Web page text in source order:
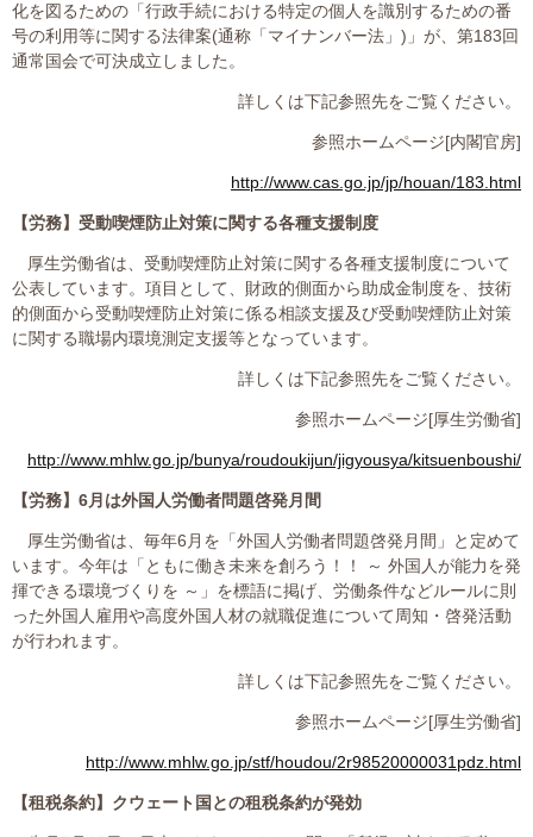
化を図るための「行政手続における特定の個人を識別するための番
号の利用等に関する法律案(通称「マイナンバー法」 ) 」が、第183回
通常国会で可決成立しました。
詳しくは下記参照先をご覧ください。
参照ホームページ[内閣官房]
http://www.cas.go.jp/jp/houan/183.html
【労務】 受動喫煙防止対策に関する各種支援制度
厚生労働省は、受動喫煙防止対策に関する各種支援制度について
公表しています。項目として、財政的側面から助成金制度を、技術
的側面から受動喫煙防止対策に係る相談支援及び受動喫煙防止対策
に関する職場内環境測定支援等となっています。
詳しくは下記参照先をご覧ください。
参照ホームページ[厚生労働省]
http://www.mhlw.go.jp/bunya/roudoukijun/jigyousya/kitsuenboushi/
【労務】 6月は外国人労働者問題啓発月間
厚生労働省は、毎年6 月を「外国人労働者問題啓発月間」と定めて
います。今年は「ともに働き未来を創ろう！！ ～ 外国人が能力を発
揮できる環境づくりを ～」を標語に掲げ、労働条件などルールに則
った外国人雇用や高度外国人材の就職促進について周知・啓発活動
が行われます。
詳しくは下記参照先をご覧ください。
参照ホームページ[厚生労働省]
http://www.mhlw.go.jp/stf/houdou/2r98520000031pdz.html
【租税条約】 クウェート国との租税条約が発効